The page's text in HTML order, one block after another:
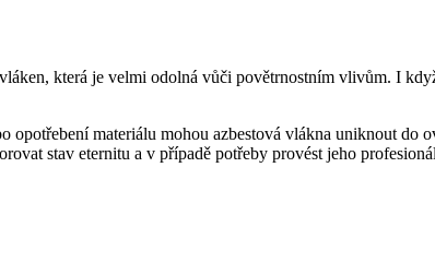
která je velmi odolná vůči povětrnostním vlivům. I
materiálu mohou azbestová vlákna uniknout do
stav eternitu a v případě potřeby provést jeho